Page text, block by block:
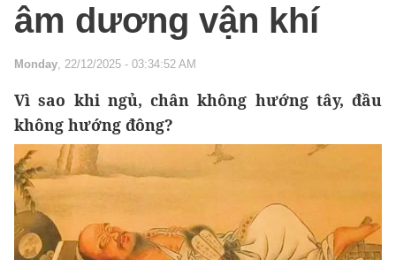
âm dương vận khí
Monday, 22/12/2025 - 03:34:52 AM
Vì sao khi ngủ, chân không hướng tây, đầu
không hướng đông?